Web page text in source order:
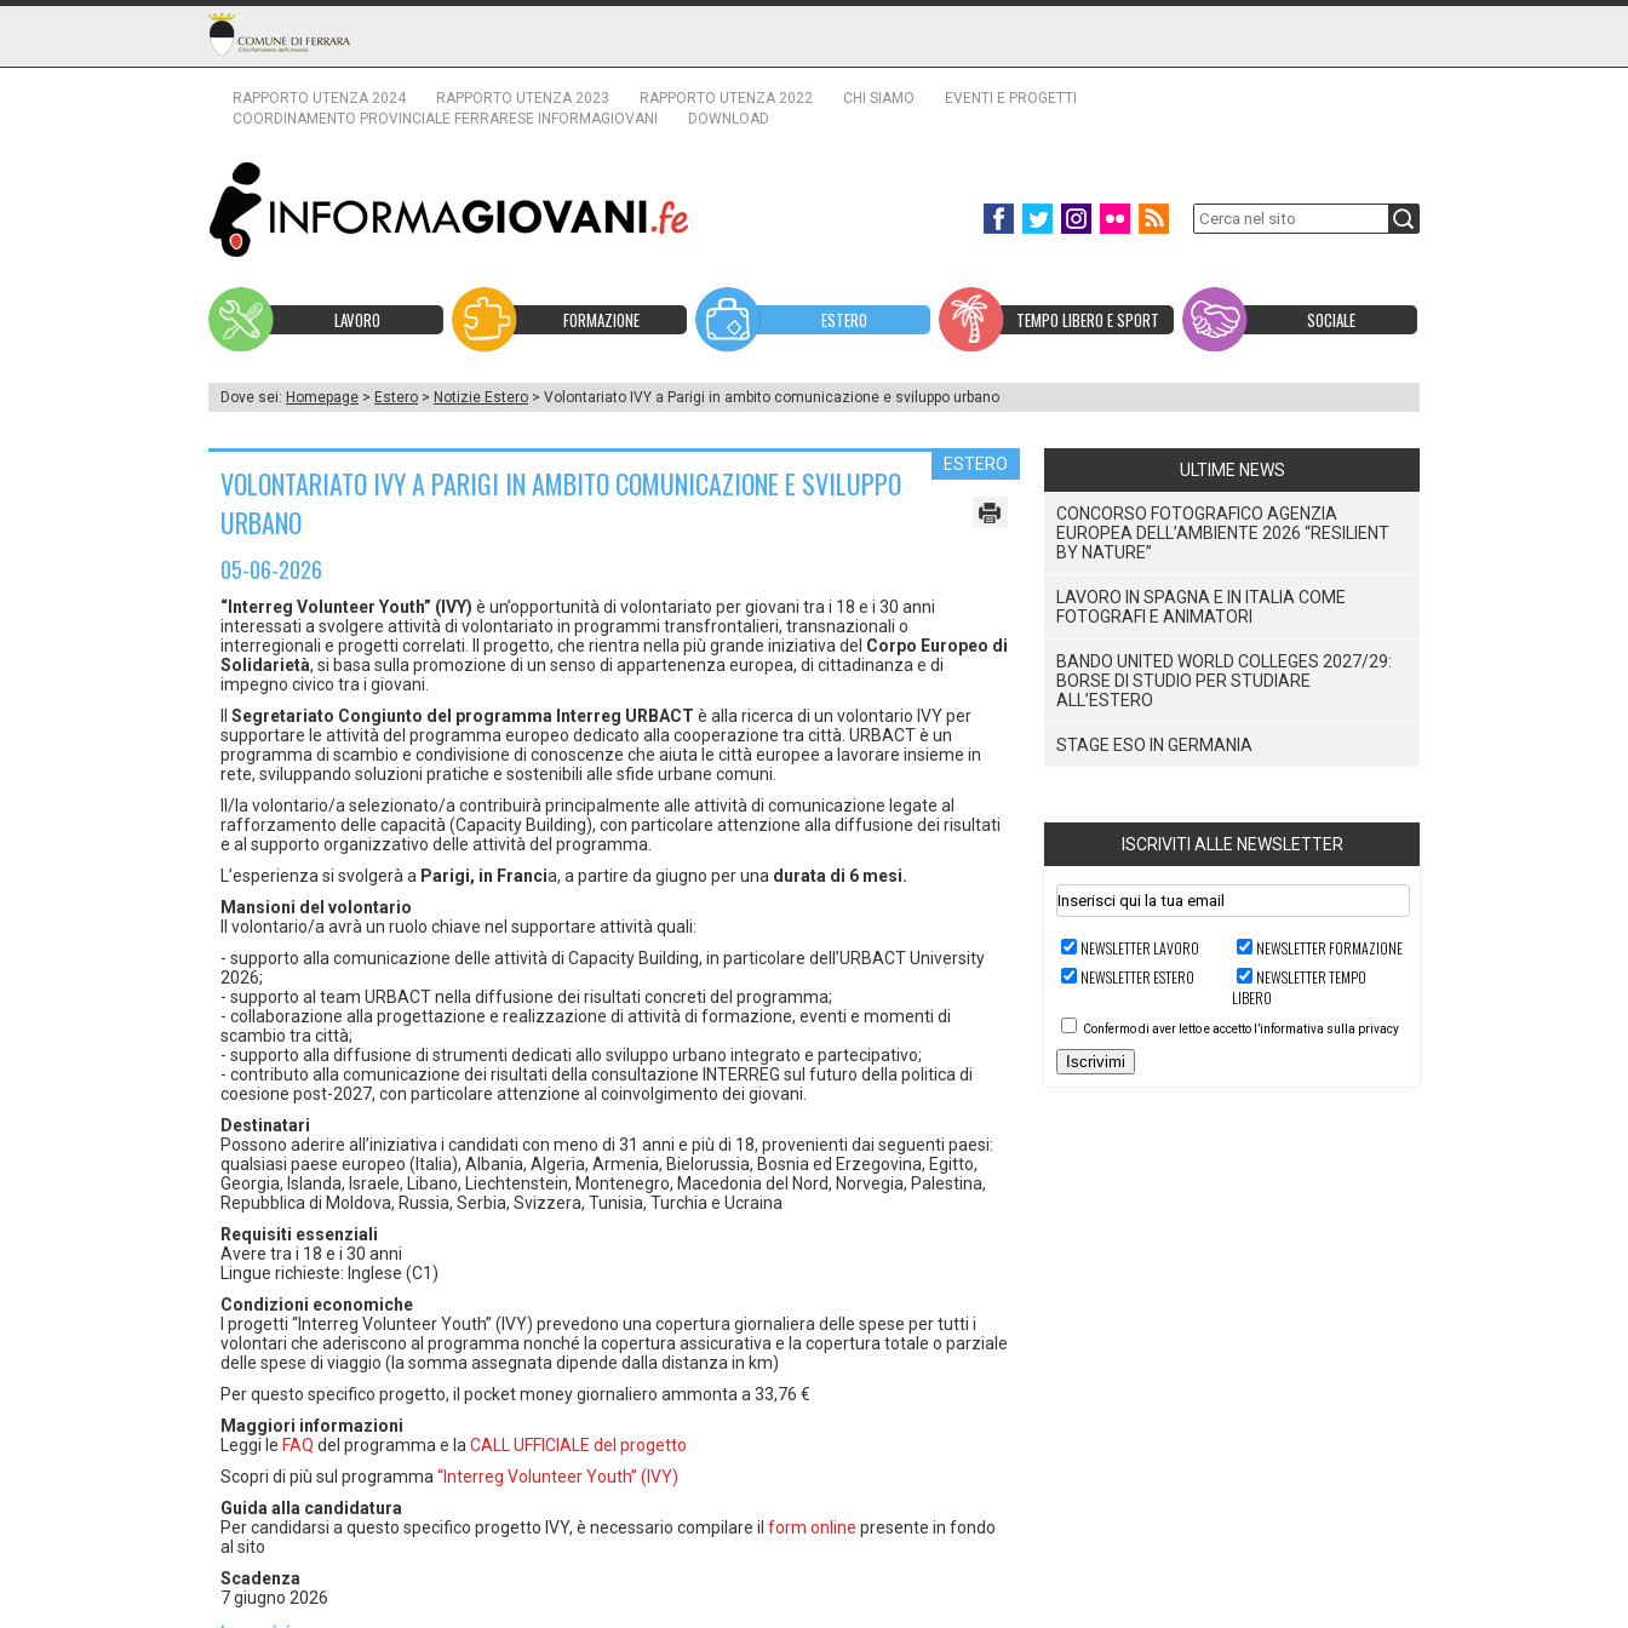
RAPPORTO UTENZA 2024 RAPPORTO UTENZA 2023 RAPPORTO UTENZA 2022 CHI SIAMO
EVENTI E PROGETTI
COORDINAMENTO PROVINCIALE FERRARESE INFORMAGIOVANI
DOWNLOAD
LAVORO FORMAZIONE ESTERO TEMPO LIBERO E SPORT SOCIALE
Dove sei: Homepage > Estero > Notizie Estero > Volontariato IVY a Parigi in ambito comunicazione e sviluppo urbano
ESTERO
VOLONTARIATO IVY A PARIGI IN AMBITO COMUNICAZIONE E SVILUPPO
URBANO
05-06-2026
“Interreg Volunteer Youth” (IVY) è un’opportunità di volontariato per giovani tra i 18 e i 30 anni
interessati a svolgere attività di volontariato in programmi transfrontalieri, transnazionali o
interregionali e progetti correlati. Il progetto, che rientra nella più grande iniziativa del Corpo Europeo di
Solidarietà, si basa sulla promozione di un senso di appartenenza europea, di cittadinanza e di
impegno civico tra i giovani.
Segretariato Congiunto del programma Interreg URBACT è alla ricerca di un volontario IVY per
supportare le attività del programma europeo dedicato alla cooperazione tra città. URBACT è un
programma di scambio e condivisione di conoscenze che aiuta le città europee a lavorare insieme in
rete, sviluppando soluzioni pratiche e sostenibili alle sfide urbane comuni.
Il/la volontario/a selezionato/a contribuirà principalmente alle attività di comunicazione legate al
rafforzamento delle capacità (Capacity Building), con particolare attenzione alla diffusione dei risultati
e al supporto organizzativo delle attività del programma.
L’esperienza si svolgerà a Parigi, in Francia, a partire da giugno per una durata di 6 mesi.
Mansioni del volontario
Il volontario/a avrà un ruolo chiave nel supportare attività quali:
- supporto alla comunicazione delle attività di Capacity Building, in particolare dell’URBACT University
2026;
- supporto al team URBACT nella diffusione dei risultati concreti del programma;
- collaborazione alla progettazione e realizzazione di attività di formazione, eventi e momenti di
scambio tra città;
- supporto alla diffusione di strumenti dedicati allo sviluppo urbano integrato e partecipativo;
- contributo alla comunicazione dei risultati della consultazione INTERREG sul futuro della politica di
coesione post-2027, con particolare attenzione al coinvolgimento dei giovani.
Destinatari
Possono aderire all’iniziativa i candidati con meno di 31 anni e più di 18, provenienti dai seguenti paesi:
qualsiasi paese europeo (Italia), Albania, Algeria, Armenia, Bielorussia, Bosnia ed Erzegovina, Egitto,
Georgia, Islanda, Israele, Libano, Liechtenstein, Montenegro, Macedonia del Nord, Norvegia, Palestina,
Repubblica di Moldova, Russia, Serbia, Svizzera, Tunisia, Turchia e Ucraina
Requisiti essenziali
Avere tra i 18 e i 30 anni
Lingue richieste: Inglese (C1)
Condizioni economiche
I progetti “Interreg Volunteer Youth” (IVY) prevedono una copertura giornaliera delle spese per tutti i
volontari che aderiscono al programma nonché la copertura assicurativa e la copertura totale o parziale
delle spese di viaggio (la somma assegnata dipende dalla distanza in km)
Per questo specifico progetto, il pocket money giornaliero ammonta a 33,76 €
Maggiori informazioni
Leggi le FAQ del programma e la CALL UFFICIALE del progetto
Scopri di più sul programma “Interreg Volunteer Youth” (IVY)
Guida alla candidatura
Per candidarsi a questo specifico progetto IVY, è necessario compilare il form online presente in fondo
al sito
Scadenza
7 giugno 2026
ULTIME NEWS
CONCORSO FOTOGRAFICO AGENZIA
EUROPEA DELL’AMBIENTE 2026 “RESILIENT
BY NATURE”
LAVORO IN SPAGNA E IN ITALIA COME
FOTOGRAFI E ANIMATORI
BANDO UNITED WORLD COLLEGES 2027/29:
BORSE DI STUDIO PER STUDIARE
ALL’ESTERO
STAGE ESO IN GERMANIA
ISCRIVITI ALLE NEWSLETTER
NEWSLETTER LAVORO
NEWSLETTER FORMAZIONE
NEWSLETTER ESTERO
NEWSLETTER TEMPO
LIBERO
Confermo di aver letto e accetto l’informativa sulla privacy
Iscrivimi